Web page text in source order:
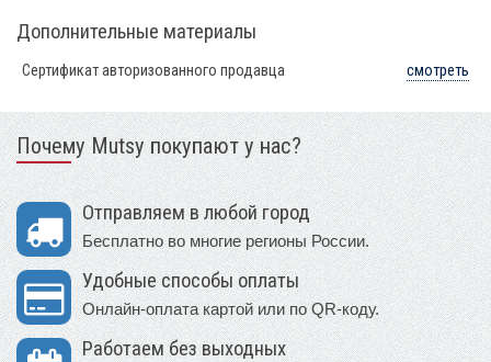
Дополнительные материалы
Сертификат авторизованного продавца смотреть
Почему Mutsy покупают у нас?
Отправляем в любой город
Бесплатно во многие регионы России.
Удобные способы оплаты
Онлайн-оплата картой или по QR-коду.
Работаем без выходных